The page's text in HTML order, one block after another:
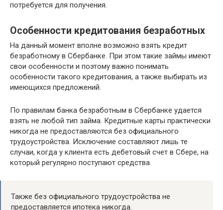
потребуется для получения.
Особенности кредитования безработных
На данный момент вполне возможно взять кредит
безработному в Сбербанке. При этом такие займы имеют
свои особенности и поэтому важно понимать
особенности такого кредитования, а также выбирать из
имеющихся предложений.
По правилам банка безработным в Сбербанке удается
взять не любой тип займа. Кредитные карты практически
никогда не предоставляются без официального
трудоустройства. Исключение составляют лишь те
случаи, когда у клиента есть дебетовый счет в Сбере, на
который регулярно поступают средства.
Также без официального трудоустройства не
предоставляется ипотека никогда.